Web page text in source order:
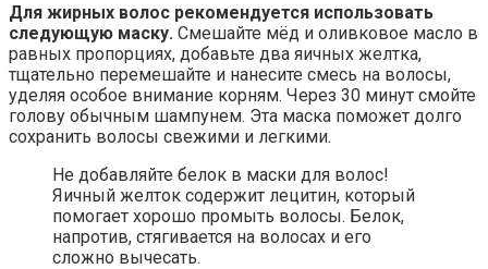
Для жирных волос рекомендуется использовать
следующую маску. Смешайте мёд и оливковое масло в
равных пропорциях, добавьте два яичных желтка,
тщательно перемешайте и нанесите смесь на волосы,
уделяя особое внимание корням. Через 30 минут смойте
голову обычным шампунем. Эта маска поможет долго
сохранить волосы свежими и легкими.
Не добавляйте белок в маски для волос!
Яичный желток содержит лецитин, который
помогает хорошо промыть волосы. Белок,
напротив, стягивается на волосах и его
сложно вычесать.